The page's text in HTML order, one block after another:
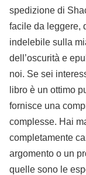
spedizione di
facile da leggere,
indelebile sulla
dell’oscurità e
noi. Se sei
libro è un ottimo
fornisce una
complesse. Hai
completamente
argomento o un
quelle sono le